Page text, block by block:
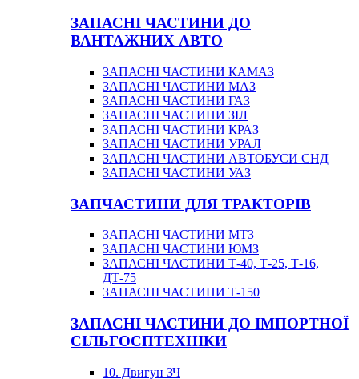
ЗАПАСНІ ЧАСТИНИ ДО
ВАНТАЖНИХ АВТО
ЗАПАСНІ ЧАСТИНИ КАМАЗ
ЗАПАСНІ ЧАСТИНИ МАЗ
ЗАПАСНІ ЧАСТИНИ ГАЗ
ЗАПАСНІ ЧАСТИНИ ЗІЛ
ЗАПАСНІ ЧАСТИНИ КРАЗ
ЗАПАСНІ ЧАСТИНИ УРАЛ
ЗАПАСНІ ЧАСТИНИ АВТОБУСИ СНД
ЗАПАСНІ ЧАСТИНИ УАЗ
ЗАПЧАСТИНИ ДЛЯ ТРАКТОРІВ
ЗАПАСНІ ЧАСТИНИ МТЗ
ЗАПАСНІ ЧАСТИНИ ЮМЗ
ЗАПАСНІ ЧАСТИНИ Т-40, Т-25, Т-16,
ДТ-75
ЗАПАСНІ ЧАСТИНИ Т-150
ЗАПАСНІ ЧАСТИНИ ДО ІМПОРТНОЇ
СІЛЬГОСПТЕХНІКИ
10. Двигун ЗЧ